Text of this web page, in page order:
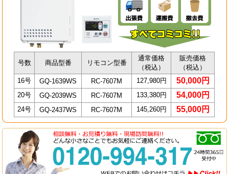
号数 商品型番 リモコン型番
通常価格
（税込）
販売価格
（税込）
16号
GQ-1639WS RC-7607M 127,980円 50,000円
20号 GQ-2039WS RC-7607M 133,380円 54,000円
24号 GQ-2437WS RC-7607M 145,260円 55,000円